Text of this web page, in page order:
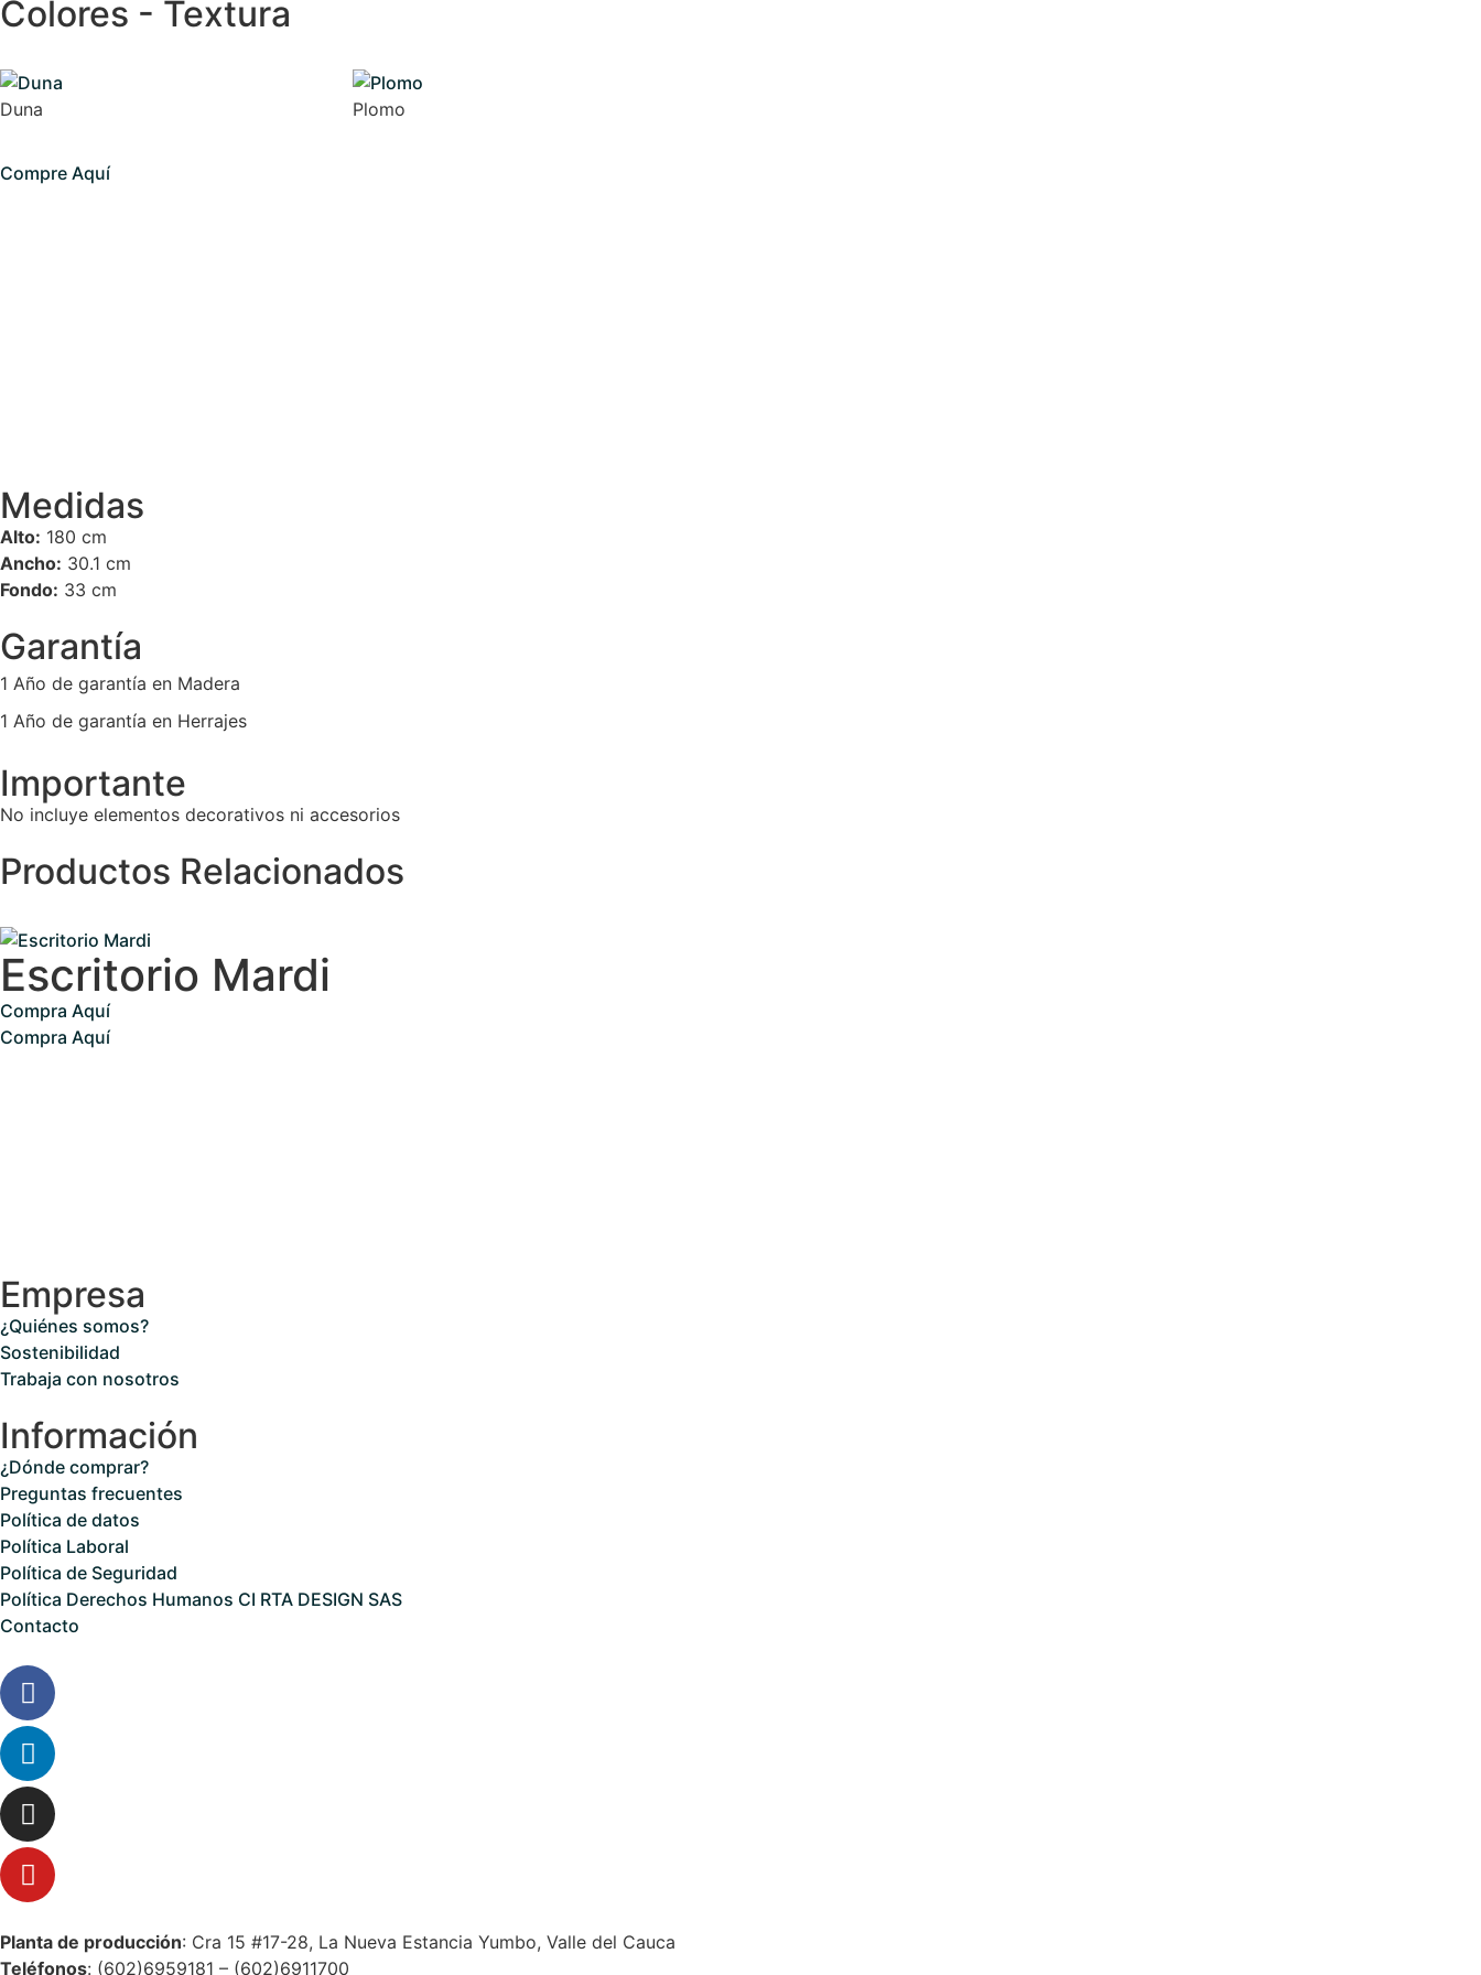
Colores - Textura
Duna Plomo
Compre Aquí
Medidas
Alto: 180 cm
Ancho: 30.1 cm
Fondo: 33 cm
Garantía
1 Año de garantía en Madera
1 Año de garantía en Herrajes
Importante
No incluye elementos decorativos ni accesorios
Productos Relacionados
Escritorio Mardi
Compra Aquí
Compra Aquí
Empresa
¿Quiénes somos?
Sostenibilidad
Trabaja con nosotros
Información
¿Dónde comprar?
Preguntas frecuentes
Política de datos
Política Laboral
Política de Seguridad
Política Derechos Humanos CI RTA DESIGN SAS
Contacto
Planta de producción: Cra 15 #17-28, La Nueva Estancia Yumbo, Valle del Cauca
Teléfonos: (602)6959181 – (602)6911700